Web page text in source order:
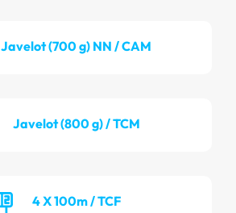
Javelot (700 g) NN / CAM
Javelot (800 g) / TCM
4 X 100m / TCF